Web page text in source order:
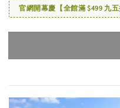
官網開幕慶【全館滿 $499 九五